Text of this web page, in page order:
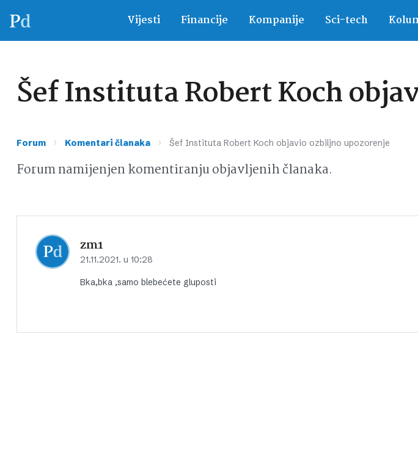
Vijesti Financije Kompanije Sci-tech
Šef Instituta Robert Koch
Forum › Komentari članaka › Šef Instituta Robert Koch objavio ozbiljno upozorenje
Forum namijenjen komentiranju objavljenih članaka.
zm1
21.11.2021. u 10:28
Bka,bka ,samo blebećete gluposti